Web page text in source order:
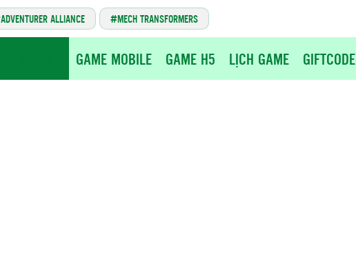
ADVENTURER ALLIANCE MECH TRANSFORMERS
GAME MOBILE GAME H5 LỊCH GAME GIFTCODE